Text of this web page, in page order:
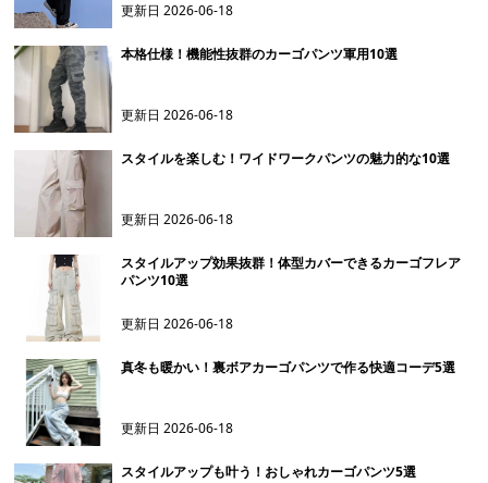
更新日2026-06-18
本格仕様！機能性抜群のカーゴパンツ軍用10選
更新日2026-06-18
スタイルを楽しむ！ワイドワークパンツの魅力的な10選
更新日2026-06-18
スタイルアップ効果抜群！体型カバーできるカーゴフレア
パンツ10選
更新日2026-06-18
真冬も暖かい！裏ボアカーゴパンツで作る快適コーデ5選
更新日2026-06-18
スタイルアップも叶う！おしゃれカーゴパンツ5選